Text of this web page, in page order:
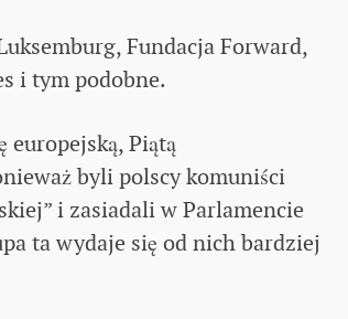
Fundacja Forward,
i tym podobne.
europejską, Piątą
byli polscy komuniści
i zasiadali w Parlamencie
ta wydaje się od nich bardziej